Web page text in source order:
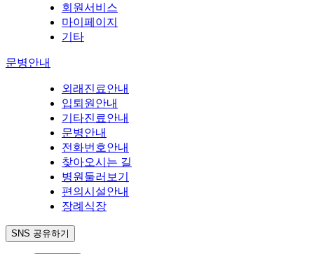
회원서비스
마이페이지
기타
문병안내
외래진료안내
입퇴원안내
기타진료안내
문병안내
전화번호안내
찾아오시는 길
병원둘러보기
편의시설안내
장례식장
SNS 공유하기